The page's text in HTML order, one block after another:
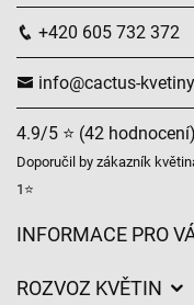
+420 605 732 372
info@cactus-
4.9/5 ⭐ (42 hodnocení)
Doporučil by zákazník
1⭐
INFORMACE PRO
ROZVOZ KVĚTIN